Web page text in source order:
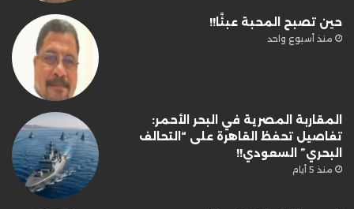
حين تصبح المحبة عبئًا!!
منذ أسبوع واحد
المقاربة المصرية في البحر الأحمر:
تفاصيل تحفظ القاهرة على “التحالف
البحري” السعودي!!
منذ 5 أيام